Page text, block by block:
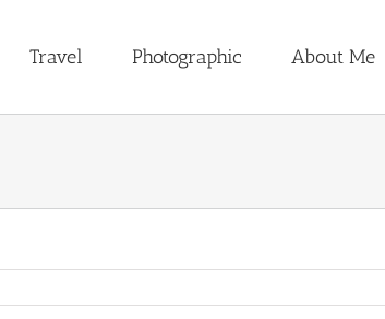
Travel Photographic About Me